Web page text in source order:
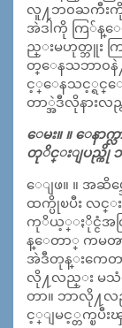
လူ႔ဘ၀ႀကီး
အဲဒါကို ကြ်န္ေ
ည္းမဟုတ္ဘူး က
တ္ေနသဘာ၀နဲ
င့္ေနသင့္ရင္ေန
တာ္အဲဒီလိုနားလ
ေမး။ ။ ေနာက္
တုိင္းျပည္ကို ဘယ္
ေျဖ။ ။ အဆိပ္
ထက္ပိုၿပီး လင္
ကုိယ့္ႏိုင္ငံအတြ
န္ေတာ္ ကမၻာ
အဲဒီတုန္းကေတ
လို႔လည္း မသံု
တာ။ ဘာလို႔
င့္ျမင့္တက္ၿပီ